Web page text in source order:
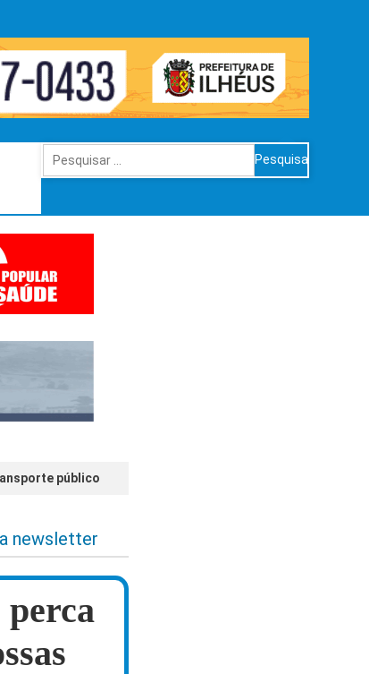
Pesquisar
por:
público
newsletter
perca